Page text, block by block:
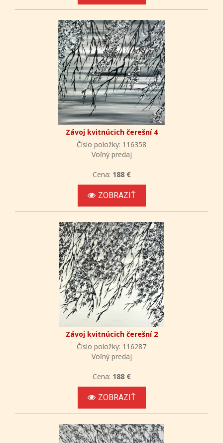
Závoj kvitnúcich čerešní 4
Číslo položky: 116358
Voľný predaj
Cena: 188 €
ZOBRAZIŤ
Závoj kvitnúcich čerešní 2
Číslo položky: 116287
Voľný predaj
Cena: 188 €
ZOBRAZIŤ